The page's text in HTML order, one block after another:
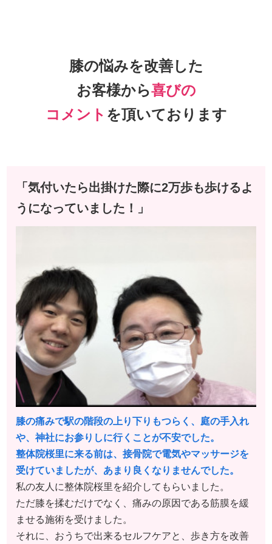
膝の悩みを改善した
お客様から喜びの
コメント を頂いております
「気付いたら出掛けた際に2万歩も歩けるよ
うになっていました！」
膝の痛みで駅の階段の上り下りもつらく、庭の手入れ
や、神社にお参りしに行くことが不安でした。
整体院桜里に来る前は、接骨院で電気やマッサージを
受けていましたが、あまり良くなりませんでした。
私の友人に整体院桜里を紹介してもらいました。
ただ膝を揉むだけでなく、痛みの原因である筋膜を緩
ませる施術を受けました。
それに、おうちで出来るセルフケアと、歩き方を改善